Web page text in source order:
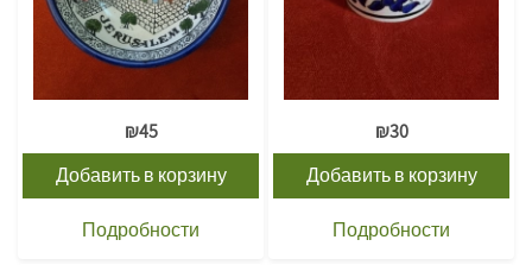
₪45
Добавить в корзину
Подробности
₪30
Добавить в корзину
Подробности